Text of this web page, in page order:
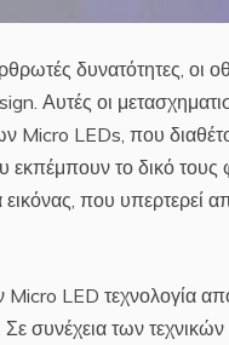
δυνατότητες, οι
Αυτές οι
LEDs, που
εκπέμπουν το δικό
που υπερτερεί
LED τεχνολογία
συνέχεια των τεχνικών